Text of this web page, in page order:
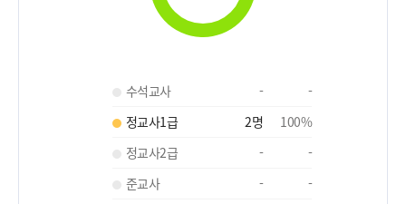
수석교사 -
-
정교사1급
2명 100%
정교사2급
-
-
준교사
-
-